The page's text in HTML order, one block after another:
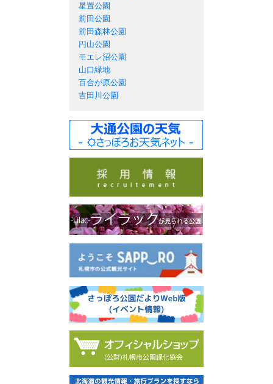
星置公園
前田公園
前田森林公園
円山公園
モエレ沼公園
山口緑地
百合が原公園
吉田川公園